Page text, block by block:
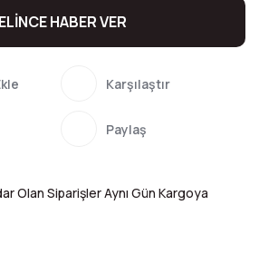
HABER VER
Karşılaştır
Paylaş
Olan Siparişler Aynı Gün Kargoya